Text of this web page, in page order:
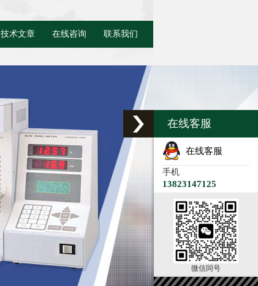
技术文章 在线咨询 联系我们
在线客服
在线客服
手机
13823147125
微信同号